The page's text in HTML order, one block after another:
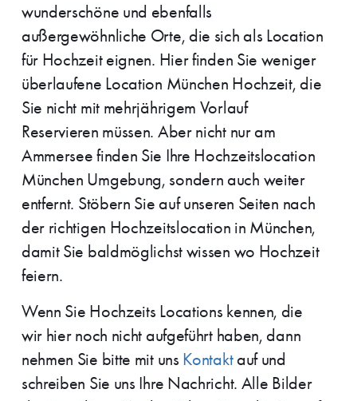
wunderschöne und ebenfalls
außergewöhnliche Orte, die sich als Location
für Hochzeit eignen. Hier finden Sie weniger
überlaufene Location München Hochzeit, die
Sie nicht mit mehrjährigem Vorlauf
Reservieren müssen. Aber nicht nur am
Ammersee finden Sie Ihre Hochzeitslocation
München Umgebung, sondern auch weiter
entfernt. Stöbern Sie auf unseren Seiten nach
der richtigen Hochzeitslocation in München,
damit Sie baldmöglichst wissen wo Hochzeit
feiern.
Wenn Sie Hochzeits Locations kennen, die
wir hier noch nicht aufgeführt haben, dann
nehmen Sie bitte mit uns Kontaktauf und
schreiben Sie uns Ihre Nachricht. Alle Bilder